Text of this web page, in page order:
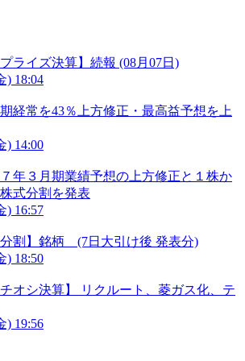
ライズ決算】続報 (08月07日)
) 18:04
経常を43％上方修正・最高益予想を上
) 14:00
年３月期業績予想の上方修正と１株か
式分割を発表
) 16:57
割】銘柄 (7日大引け後 発表分)
) 18:50
オシ決算】 リクルート、菱ガス化、テ
) 19:56